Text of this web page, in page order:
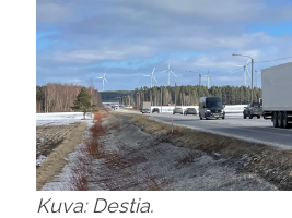
Kuva: Destia.